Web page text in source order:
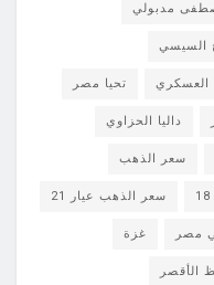
مدبولي
السيسي
العسكري تحيا مصر
داليا الحزاوي
سعر الذهب
سعر الذهب عيار 21
مصر غزة
الأقصر